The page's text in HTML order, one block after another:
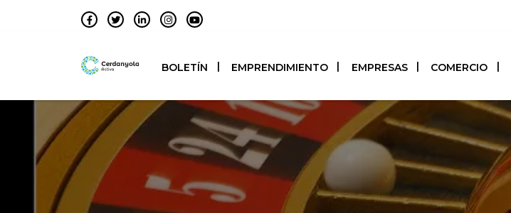
BOLETÍN EMPRENDIMIENTO EMPRESAS COMERCIO